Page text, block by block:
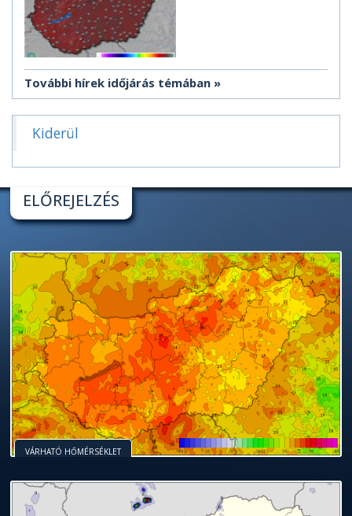
További hírek időjárás témában
Kiderül
ELŐREJELZÉS
VÁRHATÓ HŐMÉRSÉKLET